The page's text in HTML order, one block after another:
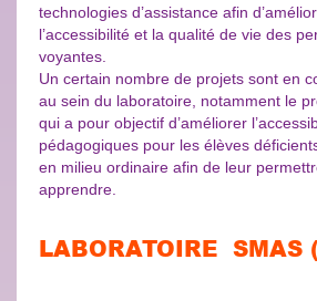
technologies d’assistance afin
l’accessibilité et la qualité de vie des
voyantes.
Un certain nombre de projets sont en
au sein du laboratoire, notamment le
qui a pour objectif d’améliorer
pédagogiques pour les élèves
en milieu ordinaire afin de leur
apprendre.
LABORATOIRE SMAS